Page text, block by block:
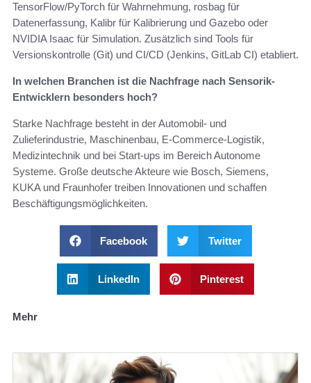
TensorFlow/PyTorch für Wahrnehmung, rosbag für
Datenerfassung, Kalibr für Kalibrierung und Gazebo oder
NVIDIA Isaac für Simulation. Zusätzlich sind Tools für
Versionskontrolle (Git) und CI/CD (Jenkins, GitLab CI) etabliert.
In welchen Branchen ist die Nachfrage nach Sensorik-
Entwicklern besonders hoch?
Starke Nachfrage besteht in der Automobil- und
Zulieferindustrie, Maschinenbau, E-Commerce-Logistik,
Medizintechnik und bei Start-ups im Bereich Autonome
Systeme. Große deutsche Akteure wie Bosch, Siemens,
KUKA und Fraunhofer treiben Innovationen und schaffen
Beschäftigungsmöglichkeiten.
Facebook Twitter
LinkedIn Pinterest
Mehr